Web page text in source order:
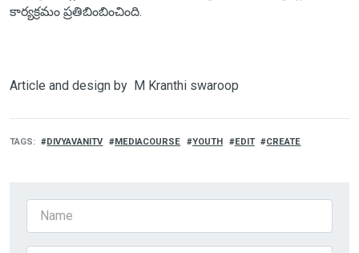
కార్యక్రమం ప్రతిబింబించింది.
Article and design by M Kranthi swaroop
TAGS DIVYAVANITV MEDIACOURSE YOUTH EDIT CREATE